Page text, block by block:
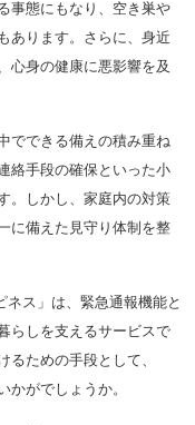
事態にもなり、空き巣や
あります。さらに、身近
心身の健康に悪影響を及
でできる備えの積み重ね
絡手段の確保といった小
。しかし、家庭内の対策
に備えた見守り体制を整
ネス」は、緊急通報機能と
らしを支えるサービスで
ための手段として、
かがでしょうか。